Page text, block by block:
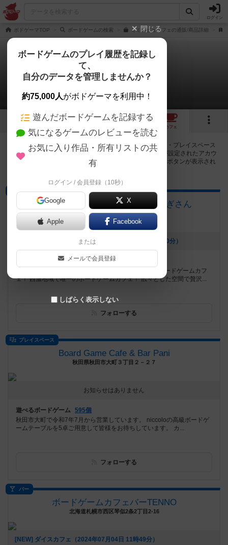
ログイン
ボドゲーマTOP ボードゲームの検索 ミミズビュッフェの通販/商品詳細
ミミズビュッフェ
10店のカフェ/スペースが提供中
1 1
カフェ
ミミズビュッフェで遊ぶことができるボードゲームカフェ・プレイスペース
が10店登録されています。公開プロフィールの都道府県が設定されたアカウ
ントでログインすると、同じ都道府県内の店舗に絞り込むボタンが表示され
ボードゲームカフェ
大垣のボードゲームカフェ 黒やぎさん
岐阜県大垣市荒川町470-2
[NEW] 新スイーツ登場です✨️（2026年08月07日 17時00分）
遊べるボードゲーム
1206個
ディアシュピールのボドゲ1500個を全て引き取ったボードゲームカフ
ェ！ 西濃地域で唯一のボードゲームカフェ！ 広々とした空間で贅沢...
フォローする
プレイスペース
Board Game Cafe & Bar Pani
秋田県秋田市大町３丁目２－２７
お知らせはありません
遊べるボードゲーム 595個
秋田市大町で令和7年7月から営業しています。 niccoloの高級ボードゲ
ームテーブルを5卓ご用意して皆様をお待ちしています。 カ...
フォローする
バー
ボードゲームカフェバーTENNO
北海道札幌市西区琴似2条2丁目2-16
[NEW] ダイスカフェ（2024年07月04日 11時49分）
閉じる
ボードゲームのプレイ履歴を記録し
て、
自分のデータを管理しませんか？
約75,000人がボドゲーマを利用中！
遊んだボードゲームを記録する
気になるゲームのレビューを読む
お気に入り作品・所有リストの共
有
ログイン / 会員登録（10秒）
Google X
Apple Facebook
または
メールで会員登録
しばらく表示しない